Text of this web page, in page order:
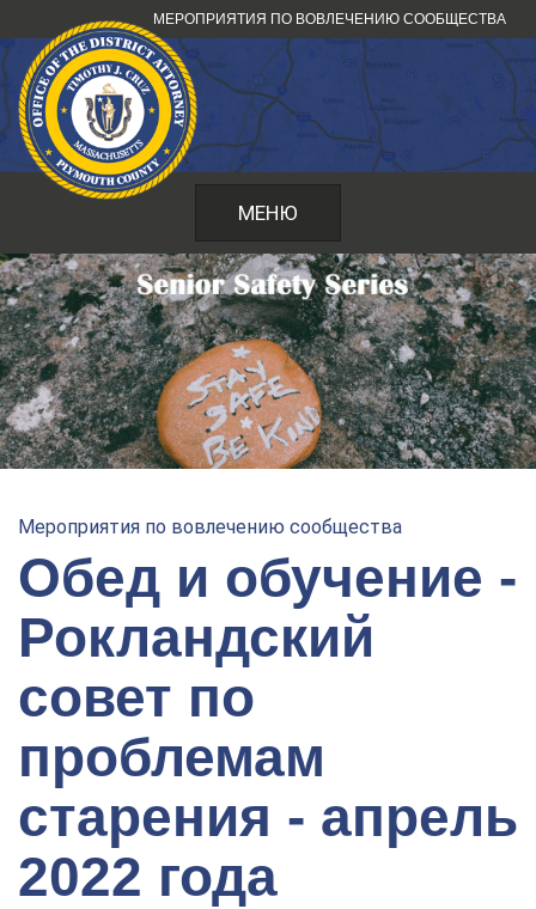
к
содержанию
МЕРОПРИЯТИЯ ПО ВОВЛЕЧЕНИЮ СООБЩЕСТВА
МЕНЮ
Мероприятия по вовлечению сообщества
Обед и обучение -
Рокландский
совет по
проблемам
старения - апрель
2022 года